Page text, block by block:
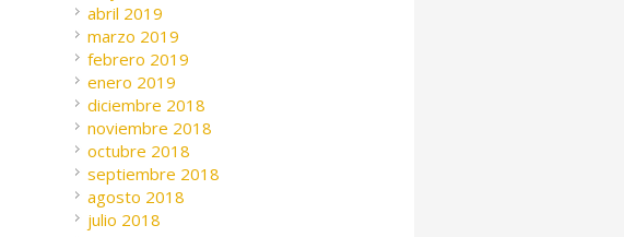
abril 2019
marzo 2019
febrero 2019
enero 2019
diciembre 2018
noviembre 2018
octubre 2018
septiembre 2018
agosto 2018
julio 2018